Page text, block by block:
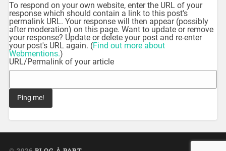
To respond on your own website, enter the URL of your
response which should contain a link to this post's
permalink URL. Your response will then appear (possibly
after moderation) on this page. Want to update or remove
your response? Update or delete your post and re-enter
your post's URL again. (Find out more about
Webmentions.)
URL/Permalink of your article